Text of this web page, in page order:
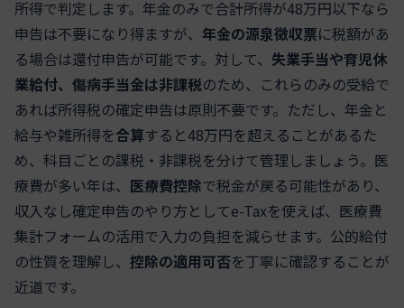
所得で判定します。年金のみで合計所得が48万円以下なら
申告は不要になり得ますが、 年金の源泉徴収票に税額があ
る場合は還付申告が可能です。対して、 失業手当や育児休
業給付、傷病手当金は非課税のため、これらのみの受給で
あれば所得税の確定申告は原則不要です。ただし、年金と
給与や雑所得を合算すると48万円を超えることがあるた
め、科目ごとの課税・非課税を分けて管理しましょう。医
療費が多い年は、 医療費控除で税金が戻る可能性があり、
収入なし確定申告のやり方としてe-Taxを使えば、医療費
集計フォームの活用で入力の負担を減らせます。公的給付
の性質を理解し、 控除の適用可否を丁寧に確認することが
近道です。